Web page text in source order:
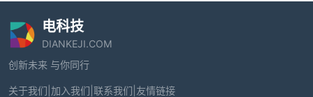
电科技
DIANKEJI.COM
创新未来 与你同行
关于我们 加入我们 联系我们 友情链接